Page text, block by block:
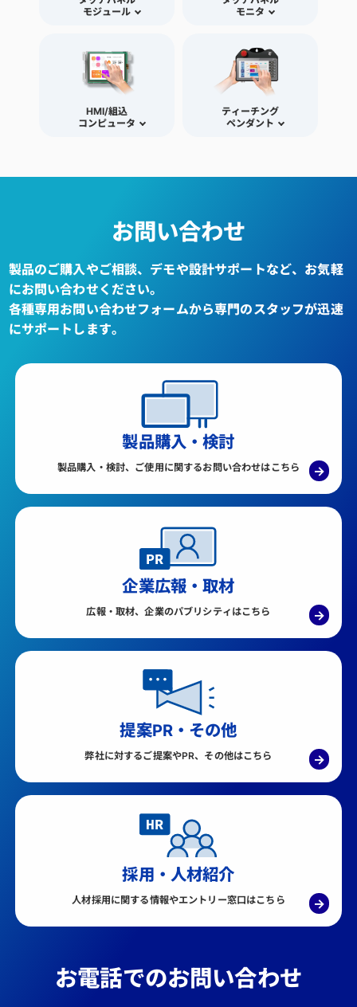
モジュール
モニタ
HMI/組込
コンピュータ
ティーチング
ペンダント
お問い合わせ
製品のご購入やご相談、デモや設計サポートなど、お気軽
にお問い合わせください。
各種専用お問い合わせフォームから専門のスタッフが迅速
にサポートします。
製品購入・検討
製品購入・検討、ご使用に関するお問い合わせはこちら →
企業広報・取材
広報・取材、企業のパブリシティはこちら →
提案PR・その他
弊社に対するご提案やPR、その他はこちら →
採用・人材紹介
人材採用に関する情報やエントリー窓口はこちら →
お電話でのお問い合わせ